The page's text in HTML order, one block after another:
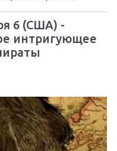
6 (США) -
интригующее